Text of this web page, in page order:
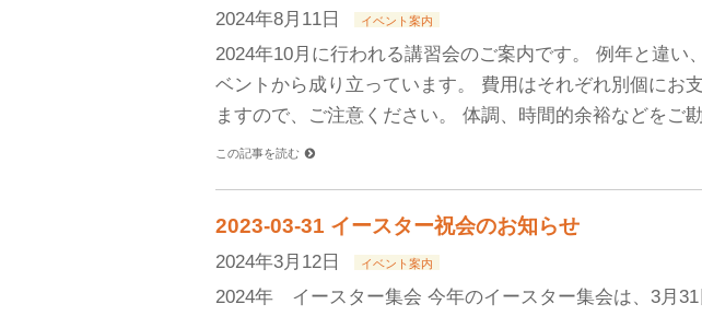
2024年8月11日 イベント案内
2024年10月に行われる講習会のご案内です。 例年と違い
ベントから成り立っています。 費用はそれぞれ別個にお
ますので、ご注意ください。 体調、時間的余裕などをご
この記事を読む
2023-03-31 イースター祝会のお知らせ
2024年3月12日 イベント案内
2024年 イースター集会 今年のイースター集会は、3月31